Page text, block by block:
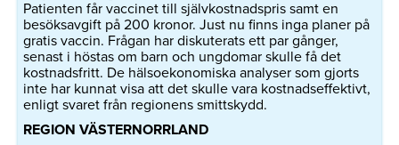
Patienten får vaccinet till självkostnadspris samt en
besöksavgift på 200 kronor. Just nu finns inga planer på
gratis vaccin. Frågan har diskuterats ett par gånger,
senast i höstas om barn och ungdomar skulle få det
kostnadsfritt. De hälsoekonomiska analyser som gjorts
inte har kunnat visa att det skulle vara kostnadseffektivt,
enligt svaret från regionens smittskydd.
REGION VÄSTERNORRLAND